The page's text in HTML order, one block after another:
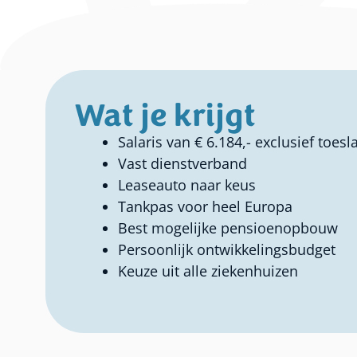
Wat je krijgt
Salaris van € 6.184,- exclusief
Vast dienstverband
Leaseauto naar keus
Tankpas voor heel Europa
Best mogelijke pensioenopbouw
Persoonlijk ontwikkelingsbudget
Keuze uit alle ziekenhuizen